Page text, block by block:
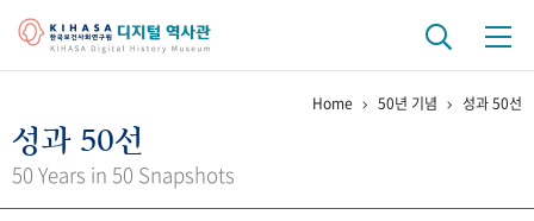
걸어온 길 기관 변천사
Home 50년 기념 성과 50선
성과 50선
50 Years in 50 Snapshots